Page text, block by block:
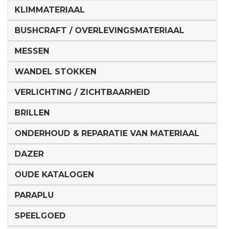
KLIMMATERIAAL
BUSHCRAFT / OVERLEVINGSMATERIAAL
MESSEN
WANDEL STOKKEN
VERLICHTING / ZICHTBAARHEID
BRILLEN
ONDERHOUD & REPARATIE VAN MATERIAAL
DAZER
OUDE KATALOGEN
PARAPLU
SPEELGOED